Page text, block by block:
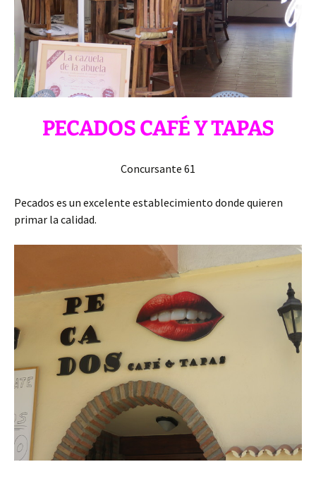
PECADOS CAFÉ Y TAPAS
Concursante 61
Pecados es un excelente establecimiento donde quieren
primar la calidad.